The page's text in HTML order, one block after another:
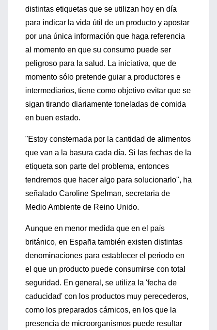
distintas etiquetas que se utilizan hoy en día
para indicar la vida útil de un producto y apostar
por una única información que haga referencia
al momento en que su consumo puede ser
peligroso para la salud. La iniciativa, que de
momento sólo pretende guiar a productores e
intermediarios, tiene como objetivo evitar que se
sigan tirando diariamente toneladas de comida
en buen estado.
"Estoy consternada por la cantidad de alimentos
que van a la basura cada día. Si las fechas de la
etiqueta son parte del problema, entonces
tendremos que hacer algo para solucionarlo", ha
señalado Caroline Spelman, secretaria de
Medio Ambiente de Reino Unido.
Aunque en menor medida que en el país
británico, en España también existen distintas
denominaciones para establecer el periodo en
el que un producto puede consumirse con total
seguridad. En general, se utiliza la 'fecha de
caducidad' con los productos muy perecederos,
como los preparados cárnicos, en los que la
presencia de microorganismos puede resultar